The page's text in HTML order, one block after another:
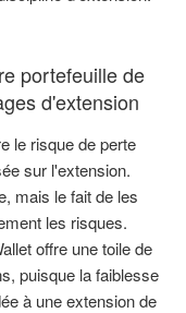
portefeuille de
d'extension
le risque de perte
sur l'extension.
mais le fait de les
les risques.
offre une toile de
puisque la faiblesse
à une extension de